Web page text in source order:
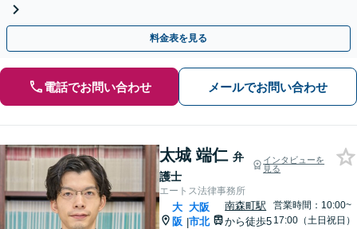
料金表を見る
電話でお問い合わせ メールでお問い合わせ
太城 端仁 弁
護士
インタビューを
見る
エートス法律事務所
大
阪 |
大阪
市北
南森町駅
から徒歩5
営業時間：10:00~
17:00（土日祝日）